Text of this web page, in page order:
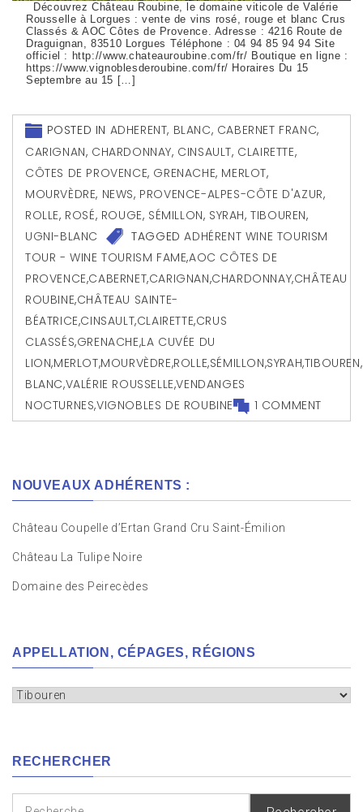
Découvrez Château Roubine, le domaine viticole de Valérie
Rousselle à Lorgues : vente de vins rosé, rouge et blanc Crus
Classés & AOC Côtes de Provence. Adresse : 4216 Route de
Draguignan, 83510 Lorgues Téléphone : 04 94 85 94 94 Site
officiel : http://www.chateauroubine.com/fr/ Boutique en ligne :
https://www.vignoblesderoubine.com/fr/ Horaires Du 15
Septembre au 15 […]
POSTED IN ADHERENT, BLANC, CABERNET FRANC,
CARIGNAN, CHARDONNAY, CINSAULT, CLAIRETTE,
CÔTES DE PROVENCE, GRENACHE, MERLOT,
MOURVÈDRE, NEWS, PROVENCE-ALPES-CÔTE D'AZUR,
ROLLE, ROSÉ, ROUGE, SÉMILLON, SYRAH,TIBOUREN,
UGNI-BLANC
TAGGEDADHÉRENT WINE TOURISM
TOUR - WINE TOURISM FAME,AOC CÔTES DE
PROVENCE,CABERNET,CARIGNAN,CHARDONNAY,CHÂTEAU
ROUBINE,CHÂTEAU SAINTE-
BÉATRICE,CINSAULT,CLAIRETTE,CRUS
CLASSÉS,GRENACHE,LA CUVÉE DU
LION,MERLOT,MOURVÈDRE,ROLLE,SÉMILLON,SYRAH,TIBOUREN,
BLANC,VALÉRIE ROUSSELLE,VENDANGES
NOCTURNES,VIGNOBLES DE ROUBINE 1 COMMENT
NOUVEAUX ADHÉRENTS :
Château Coupelle d’Ertan Grand Cru Saint-Émilion
Château La Tulipe Noire
Domaine des Peirecèdes
APPELLATION, CÉPAGES, RÉGIONS
Appellation,
RECHERCHER
Rechercher :